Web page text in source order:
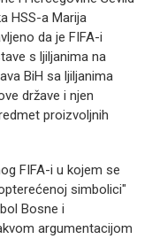
HSS-a Marija
da je FIFA-i
s ljiljanima na
BiH sa ljiljanima
države i njen
proizvoljnih
FIFA-i u kojem se
simbolici"
Bosne i
argumentacijom